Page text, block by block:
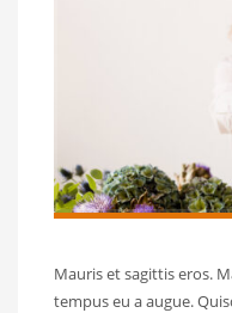
Mauris et sagittis eros.
tempus eu a augue.